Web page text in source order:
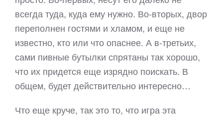
всегда туда, куда ему нужно. Во-вторых, двор
переполнен гостями и хламом, и еще не
известно, кто или что опаснее. А в-третьих,
сами пивные бутылки спрятаны так хорошо,
что их придется еще изрядно поискать. В
общем, будет действительно интересно…
Что еще круче, так это то, что игра эта